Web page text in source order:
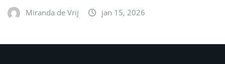
Miranda de Vrij jan 15, 2026